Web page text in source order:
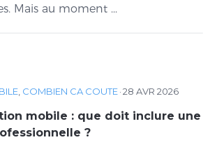
Mais au moment ...
, COMBIEN CA COUTE·28 AVR 2026
mobile : que doit inclure une
?